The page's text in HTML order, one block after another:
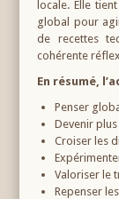
locale. Elle
global pour
de recettes
cohérente
En résumé,
Penser
Devenir
Croiser les
Valoriser le
Repenser